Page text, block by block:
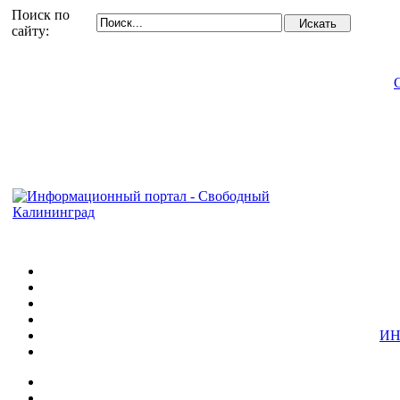
Поиск по
сайту: